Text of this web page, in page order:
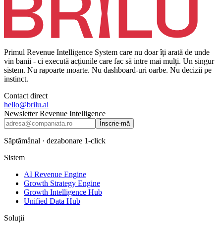
Primul Revenue Intelligence System care nu doar îți arată de unde
vin banii - ci execută acțiunile care fac să intre mai mulți. Un singur
sistem. Nu rapoarte moarte. Nu dashboard-uri oarbe. Nu decizii pe
instinct.
Contact direct
hello@brilu.ai
Newsletter Revenue Intelligence
Înscrie-mă
Săptămânal · dezabonare 1-click
Sistem
AI Revenue Engine
Growth Strategy Engine
Growth Intelligence Hub
Unified Data Hub
Soluții